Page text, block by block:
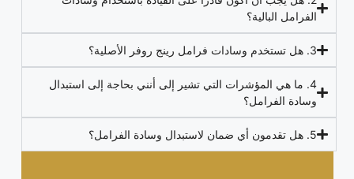
الفرامل البالية؟
3. هل تستخدم وسادات فرامل رينج روفر الأصلية؟
4. ما هي المؤشرات التي تشير إلى أنني بحاجة إلى استبدال
وسادة الفرامل؟
5. هل تقدمون أي ضمان لاستبدال وسادة الفرامل؟